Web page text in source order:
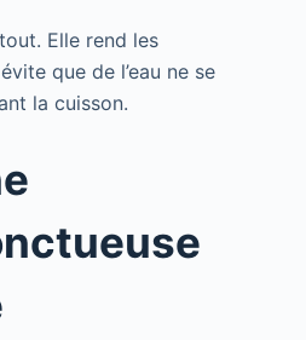
Elle rend les
que de l’eau ne se
la cuisson.